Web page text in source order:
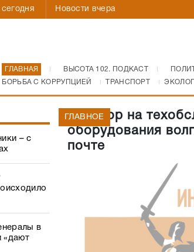
Новости вчера
ГЛАВНАЯ ВЫСОТА 102. ПОДКАСТ
БОРЬБА С КОРРУПЦИЕЙ
ТРАНСПОРТ
– с
в
«дают
Договор на
оборудования
почте
ГЛАВНОЕ